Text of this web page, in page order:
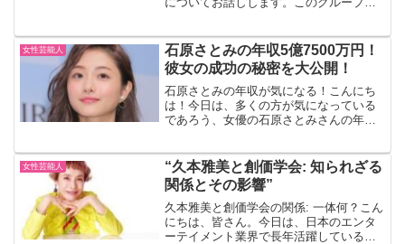
めています。今回は、彼女らのメンバー
や本名、そして彼らがどの...
女性芸能人
石原さとみの年収5億7500万円！
彼女の成功の秘密を大公開！
石原さとみの年収が気になる！こんにち
は！今日は、多くの方が気になっている
であろう、女優の石原さとみさんの年収
で多くのドラマや映画に出演されていま
すよね。彼女の成功の秘密...
女性芸能人
“久本雅美と創価学会: 知られざる
関係とその影響”
久本雅美と創価学会の関係: 一体何？こん
にちは、皆さん。今日は、日本のエンタ
ーテイメント業界で長年活躍している久